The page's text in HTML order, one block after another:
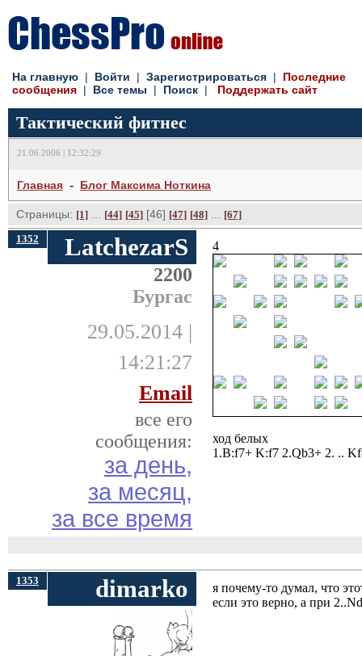
На главную | Войти | Зарегистрироваться | Последние
сообщения | Все темы | Поиск | Поддержать сайт
Тактический фитнес
21.06.2006 | 12:32:29
Главная - Блог Максима Ноткина
Страницы: [1] [44] [45] [46] [47] [48]
[67]
1352
LatchezarS
2200
Бургас
29.05.2014 |
14:21:27
Email
все его
сообщения:
за день,
за месяц,
за все время
4
ход белых
1.B:f7+ K:f7 2.Qb3+ 2. ..
1353 dimarko
я почему-то думал, что
если это верно, а при